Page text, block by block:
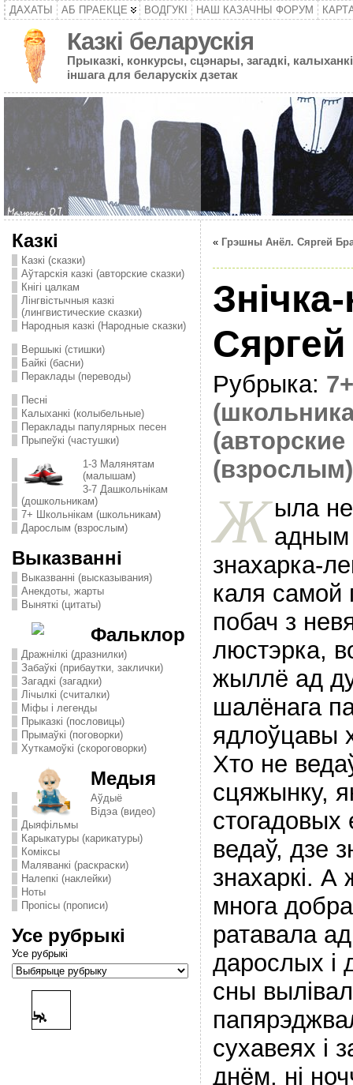
ДАХАТЫ АБ ПРАЕКЦЕ ВОДГУКІ НАШ КАЗАЧНЫ ФОРУМ
Казкі беларускія
Прыказкі, конкурсы, сцэнары, загадкі,
іншага для беларускіх дзетак
Казкі
Казкі (сказки)
Аўтарскія казкі (авторские сказки)
Кнігі цалкам
Лінгвістычныя казкі
(лингвистические сказки)
Народныя казкі (Народные сказки)
Вершыкі (стишки)
Байкі (басни)
Пераклады (переводы)
Песні
Калыханкі (колыбельные)
Пераклады папулярных песен
Прыпеўкі (частушки)
1-3 Малянятам
(малышам)
3-7 Дашкольнікам
(дошкольникам)
7+ Школьнікам (школьникам)
Дарослым (взрослым)
Выказванні
Выказванні (высказывания)
Анекдоты, жарты
Выняткі (цитаты)
Фальклор
Дражнілкі (дразнилки)
Забаўкі (прибаутки, заклички)
Загадкі (загадки)
Лічылкі (считалки)
Міфы і легенды
Прыказкі (пословицы)
Прымаўкі (поговорки)
Хуткамоўкі (скороговорки)
Медыя
Аўдыё
Відэа (видео)
Дыяфільмы
Карыкатуры (карикатуры)
Комiксы
Маляванкі (раскраски)
Налепкі (наклейки)
Ноты
Пропісы (прописи)
Усе рубрыкі
Усе рубрыкі
« Грэшны Анёл. Сяргей
Рубрыка:
(авторские
(взрослым)
Ж ыла
адным
знахарка-
каля самой
побач з
люстэрка,
жыллё ад
шалёнага
ядлоўцавы
Хто не
сцяжынку,
стогадовых
ведаў, дзе
знахаркі.
многа
ратавала
дарослых і
сны
сухавеях і
днём, ні